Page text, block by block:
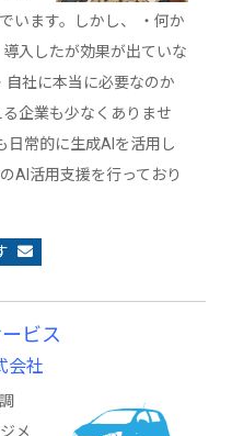
います。しかし、 ・何か
入したが効果が出ていな
自社に本当に必要なのか
企業も少なくありませ
日常的に生成AIを活用し
AI活用支援を行っており
ビス
会社
メ